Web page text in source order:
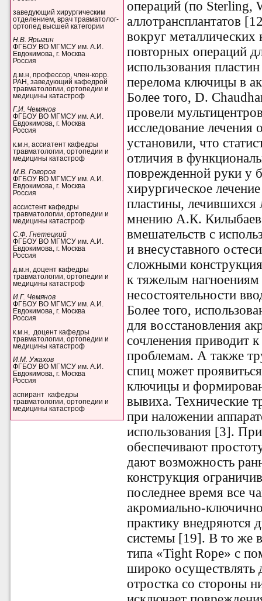
заведующий хирургическим
отделением, врач травматолог-
ортопед высшей категории
Н.В. Ярыгин
ФГБОУ ВО МГМСУ им. А.И.
Евдокимова, г. Москва
Россия
д.м.н, профессор, член-корр.
РАН, заведующий кафедрой
травматологии, ортопедии и
медицины катастроф
Г.И. Чемянов
ФГБОУ ВО МГМСУ им. А.И.
Евдокимова, г. Москва
Россия
к.м.н, ассиатент кафедры
травматологии, ортопедии и
медицины катастроф
М.В. Говоров
ФГБОУ ВО МГМСУ им. А.И.
Евдокимова, г. Москва
Россия
ассистент кафедры
травматологии, ортопедии и
медицины катастроф
С.Ф. Гнетецкий
ФГБОУ ВО МГМСУ им. А.И.
Евдокимова, г. Москва
Россия
д.м.н, доцент кафедры
травматологии, ортопедии и
медицины катастроф
И.Г. Чемянов
ФГБОУ ВО МГМСУ им. А.И.
Евдокимова, г. Москва
Россия
к.м.н, доцент кафедры
травматологии, ортопедии и
медицины катастроф
И.М. Ужахов
ФГБОУ ВО МГМСУ им. А.И.
Евдокимова, г. Москва
Россия
аспирант кафедры
травматологии, ортопедии и
медицины катастроф
операций (по Sterling,
аллотрансплантатов
вокруг
повторных операций
использования
перелома ключицы в
Более того, D.
провели
исследование
установили, что
отличия в
поврежденной руки у
хирургическое
пластины,
мнению А.К.
вмешательств с
и внесуставного
сложными
к тяжелым нагноениям
несостоятельности
Более того,
для восстановления
сочленения приводит
проблемам. А также
спиц может
ключицы и
вывиха. Технические
при наложении
использования [3].
обеспечивают
дают возможность
конструкция
последнее время все
акромиально-
практику внедряются
системы [19]. В то же
типа «Tight Rope» с
широко осуществлять
отростка со стороны